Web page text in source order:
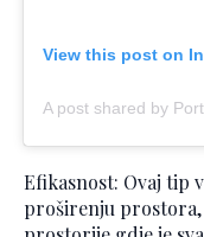
View this post on
A post shared by
Efikasnost: Ovaj tip
proširenju prostora,